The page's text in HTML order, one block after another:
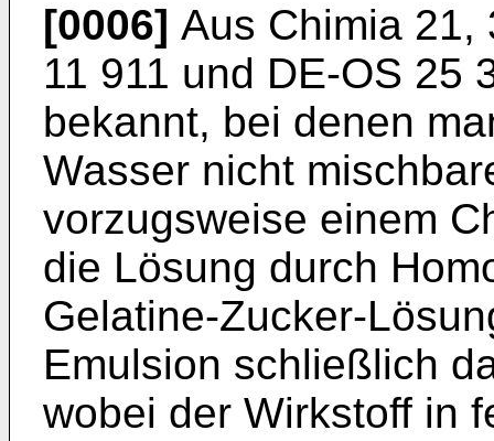
[0006] Aus Chimia 21,
11 911 und DE-OS 25
bekannt, bei denen
Wasser nicht
vorzugsweise einem
die Lösung durch
Gelatine-Zucker-
Emulsion schließlich
wobei der Wirkstoff in